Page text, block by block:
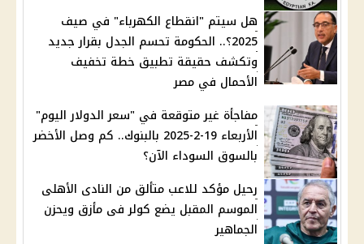
هل سيتم "انقطاع الكهرباء" في صيف
2025؟.. الحكومة تحسم الجدل بقرار جديد
وتكشف حقيقة تطبيق خطة تخفيف
الأحمال في مصر
مفاجأة غير متوقعة في "سعر الدولار اليوم"
الأربعاء 19-2-2025 بالبنوك.. كم وصل الأخضر
بالسوق السوداء الآن؟
رحيل مؤكد للاعب متألق من النادى الأهلى
الموسم المقبل يضع كولر فى مأزق ويحزن
الجماهير